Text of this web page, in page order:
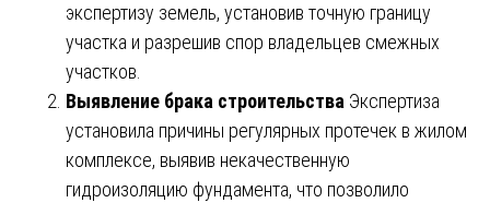
экспертизу земель, установив точную границу
участка и разрешив спор владельцев смежных
участков.
Выявление брака строительства Экспертиза
установила причины регулярных протечек в жилом
комплексе, выявив некачественную
гидроизоляцию фундамента, что позволило